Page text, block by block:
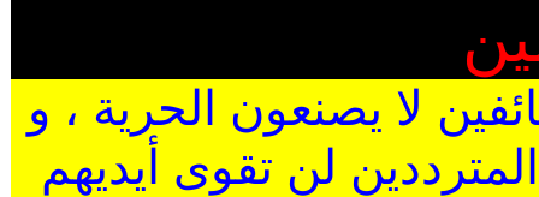
لا يصنعون الحرية ، و
لن تقوى أيديهم